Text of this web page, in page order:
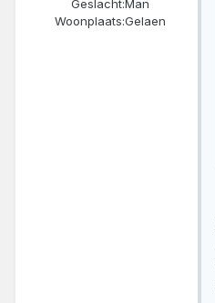
Geslacht:Man
Woonplaats:Gelaen